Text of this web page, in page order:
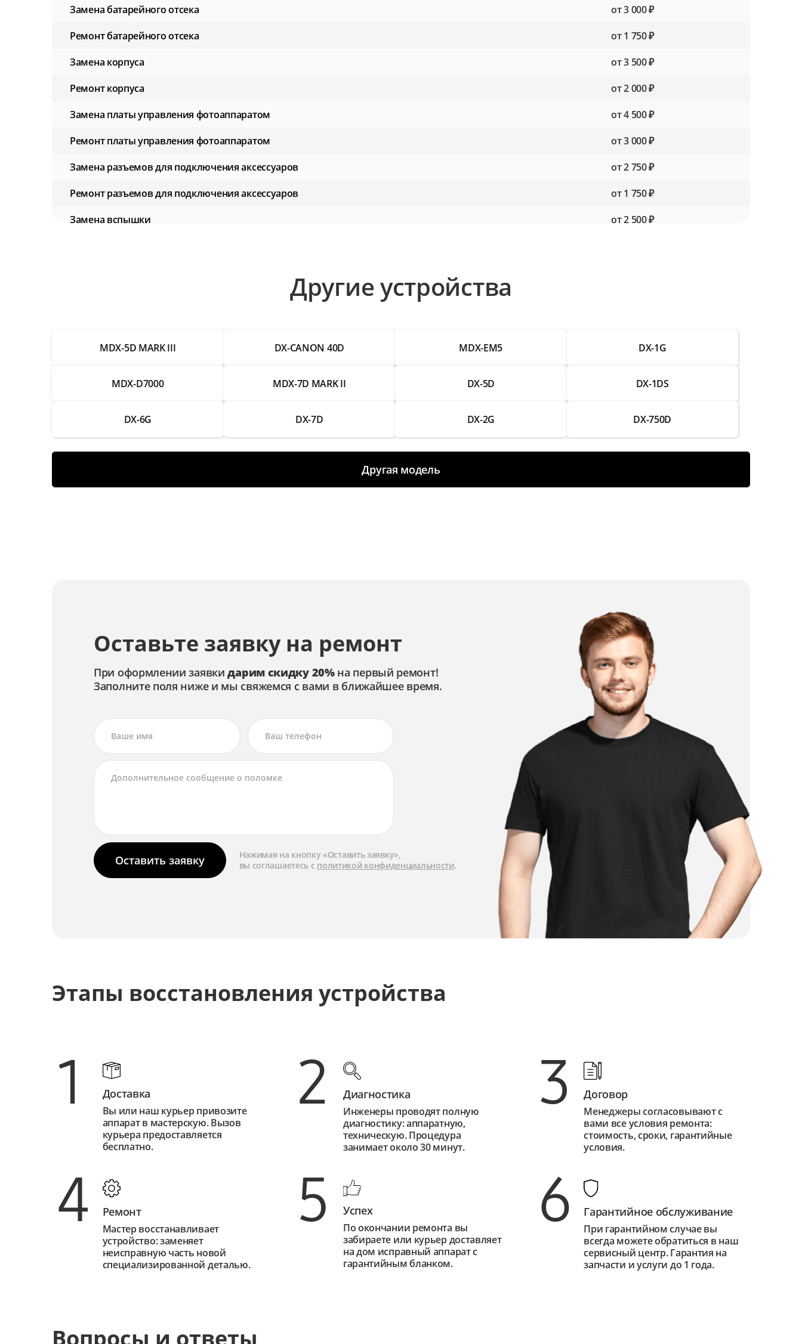
Замена батарейного отсека
от 3 000 ₽
Ремонт батарейного отсека
от 1 750 ₽
Замена корпуса
от 3 500 ₽
Ремонт корпуса
от 2 000 ₽
Замена платы управления фотоаппаратом
от 4 500 ₽
Ремонт платы управления фотоаппаратом
от 3 000 ₽
Замена разъемов для подключения аксессуаров
от 2 750 ₽
Ремонт разъемов для подключения аксессуаров
от 1 750 ₽
Замена вспышки
от 2 500 ₽
Ремонт аккумулятора
от 1 250 ₽
Замена разъема для карты памяти
от 2 750 ₽
Ремонт разъема для карты памяти
Ремонт кнопок управления
от 1 250 ₽
от 4 250 ₽
Ремонт системы стабилизации изображения
от 2 750 ₽
Калибровка автофокуса
от 1 000 ₽
Чистка матрицы
от 750 ₽
Замена автофокуса
от 3 250 ₽
Ремонт автофокуса
от 2 250 ₽
Замена объектива
Замена затвора
Ремонт затвора
Замена матрицы
Другие устройства
MDX-5D MARK III DX-CANON 40D MDX-EM5 DX-1G
MDX-D7000 MDX-7D MARK II DX-5D DX-1DS
DX-6G DX-7D DX-2G DX-750D
Другая модель
Оставьте заявку на ремонт
При оформлении заявкидарим скидку 20%на первый ремонт!
Заполните поля ниже и мы свяжемся с вами в ближайшее время.
Оставить заявку
Нажимая на кнопку «Оставить заявку»,
вы соглашаетесь с политикой конфиденциальности.
Этапы восстановления устройства
1 Доставка
Вы или наш курьер привозите
аппарат в мастерскую. Вызов
курьера предоставляется
бесплатно.
2 Диагностика
Инженеры проводят полную
диагностику: аппаратную,
техническую. Процедура
занимает около 30 минут.
3 Договор
Менеджеры согласовывают с
вами все условия ремонта:
стоимость, сроки, гарантийные
условия.
4 Ремонт
Мастер восстанавливает
устройство: заменяет
неисправную часть новой
специализированной деталью.
5 Успех
По окончании ремонта вы
забираете или курьер доставляет
на дом исправный аппарат с
гарантийным бланком.
6 Гарантийное обслуживание
При гарантийном случае вы
всегда можете обратиться в наш
сервисный центр. Гарантия на
запчасти и услуги до 1 года.